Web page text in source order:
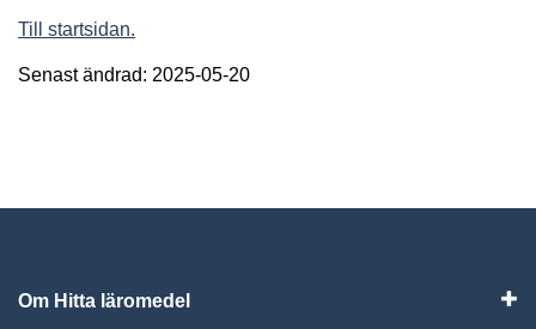
Till startsidan.
Senast ändrad: 2025-05-20
Om Hitta läromedel